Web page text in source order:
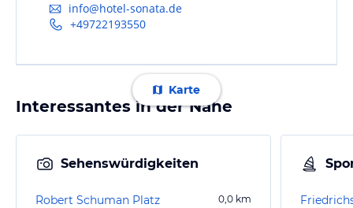
info@hotel-sonata.de
+49722193550
Karte
Interessantes in der Nähe
Sehenswürdigkeiten
Robert Schuman Platz 0,0 km